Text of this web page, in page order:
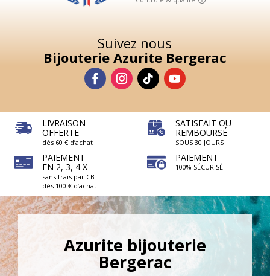
Suivez nous
Bijouterie Azurite Bergerac
LIVRAISON
OFFERTE
dès 60 € d’achat
PAIEMENT
EN 2, 3, 4 X
sans frais par CB
dès 100 € d’achat
SATISFAIT OU
REMBOURSÉ
SOUS 30 JOURS
PAIEMENT
100% SÉCURISÉ
Azurite bijouterie
Bergerac